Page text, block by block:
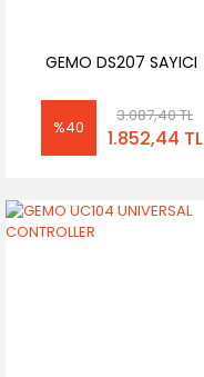
GEMO DS207 SAYICI
%40
3.087,40 TL
1.852,44 TL